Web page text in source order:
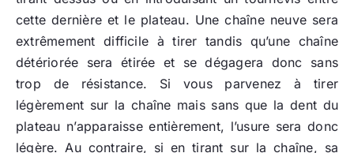
cette dernière et le plateau. Une chaîne neuve sera
extrêmement difficile à tirer tandis qu’une chaîne
détériorée sera étirée et se dégagera donc sans
trop de résistance. Si vous parvenez à tirer
légèrement sur la chaîne mais sans que la dent du
plateau n’apparaisse entièrement, l’usure sera donc
légère. Au contraire, si en tirant sur la chaîne, sa